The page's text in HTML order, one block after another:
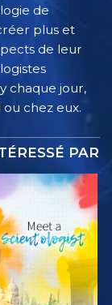
de
plus et
de leur
chaque jour,
ou chez eux.
PAR